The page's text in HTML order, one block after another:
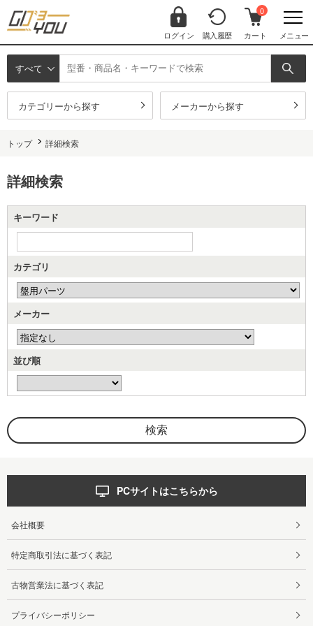
ログイン 購入履歴
0
カート メニュー
すべて
カテゴリーから探す メーカーから探す
トップ 詳細検索
詳細検索
キーワード
カテゴリ
メーカー
並び順
PCサイトはこちらから
会社概要
特定商取引法に基づく表記
古物営業法に基づく表記
プライバシーポリシー